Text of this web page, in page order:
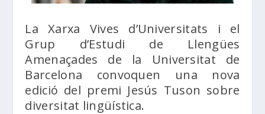
La Xarxa Vives d’Universitats i el
Grup d’Estudi de Llengües
Amenaçades de la Universitat de
Barcelona convoquen una nova
edició del premi Jesús Tuson sobre
diversitat lingüística.